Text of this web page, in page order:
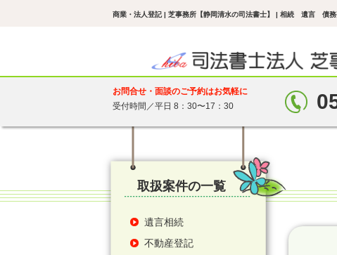
商業・法人登記 | 芝事務所【静岡清水の司法書士】 | 相続 遺言 債
お問合せ・面談のご予約はお気軽に
受付時間／平日 8：30〜17：30
取扱案件の一覧
遺言相続
不動産登記